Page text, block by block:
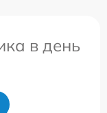
в день